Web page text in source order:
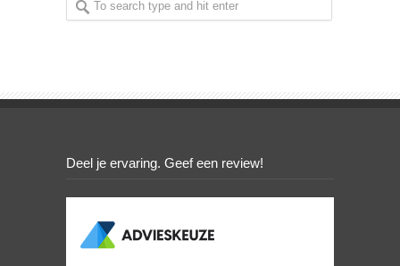
Deel je ervaring. Geef een review!